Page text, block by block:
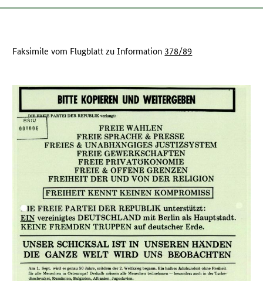
Faksimile vom Flugblatt zu Information 378/89